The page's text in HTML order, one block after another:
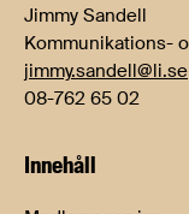
Jimmy Sandell
Kommunikations-
jimmy.sandell@li.se
08-762 65 02
Innehåll